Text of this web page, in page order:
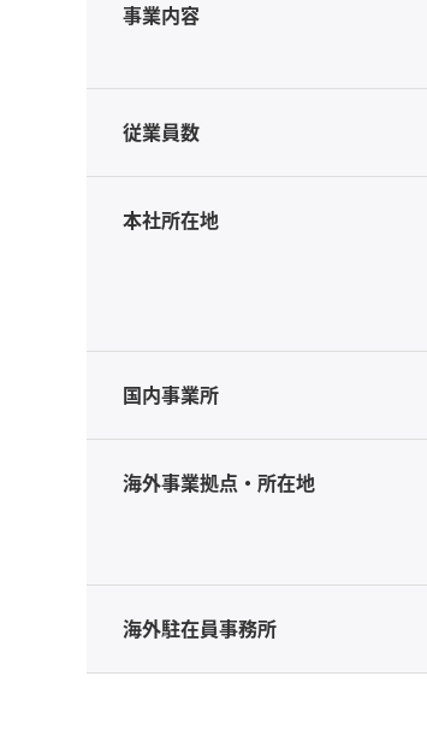
事業内容
従業員数
本社所在地
国内事業所
海外事業拠点・所在地
海外駐在員事務所